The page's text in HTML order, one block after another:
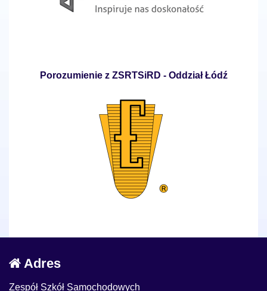
Porozumienie z ZSRTSiRD - Oddział Łódź
Adres
Zespół Szkół Samochodowych